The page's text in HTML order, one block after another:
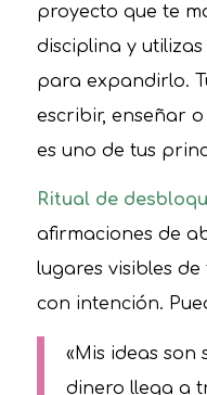
proyecto que te
disciplina y
para expandirlo.
escribir, enseñar
es uno de tus
Ritual de
afirmaciones de
lugares visibles
con intención.
«Mis ideas son
dinero llega a